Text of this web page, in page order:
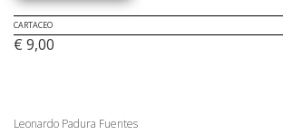
CARTACEO
€ 9,00
Leonardo Padura Fuentes